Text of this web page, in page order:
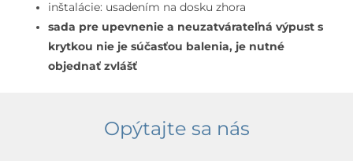
inštalácie: usadením na dosku zhora
sada pre upevnenie a neuzatvárateľná výpust s
krytkou nie je súčasťou balenia, je nutné
objednať zvlášť
Opýtajte sa nás